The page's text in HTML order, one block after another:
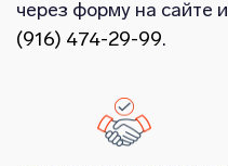
через форму на сайте
(916) 474-29-99.